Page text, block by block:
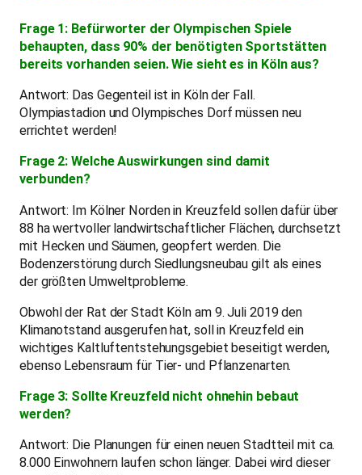
Frage 1: Befürworter der Olympischen Spiele
behaupten, dass 90% der benötigten Sportstätten
bereits vorhanden seien. Wie sieht es in Köln aus?
Antwort: Das Gegenteil ist in Köln der Fall.
Olympiastadion und Olympisches Dorf müssen neu
errichtet werden!
Frage 2: Welche Auswirkungen sind damit
verbunden?
Antwort: Im Kölner Norden in Kreuzfeld sollen dafür über
88 ha wertvoller landwirtschaftlicher Flächen, durchsetzt
mit Hecken und Säumen, geopfert werden. Die
Bodenzerstörung durch Siedlungsneubau gilt als eines
der größten Umweltprobleme.
Obwohl der Rat der Stadt Köln am 9. Juli 2019 den
Klimanotstand ausgerufen hat, soll in Kreuzfeld ein
wichtiges Kaltluftentstehungsgebiet beseitigt werden,
ebenso Lebensraum für Tier- und Pflanzenarten.
Frage 3: Sollte Kreuzfeld nicht ohnehin bebaut
werden?
Antwort: Die Planungen für einen neuen Stadtteil mit ca.
8.000 Einwohnern laufen schon länger. Dabei wird dieser